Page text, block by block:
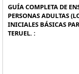
GUÍA COMPLETA DE
PERSONAS ADULTAS
INICIALES BÁSICAS
TERUEL. :